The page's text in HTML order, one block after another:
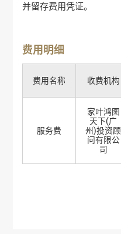
并留存费用凭证‌。
费用明细
费用名称 收费机构
服务费
家叶鸿图
天下(广
州)投资顾
问有限公
司